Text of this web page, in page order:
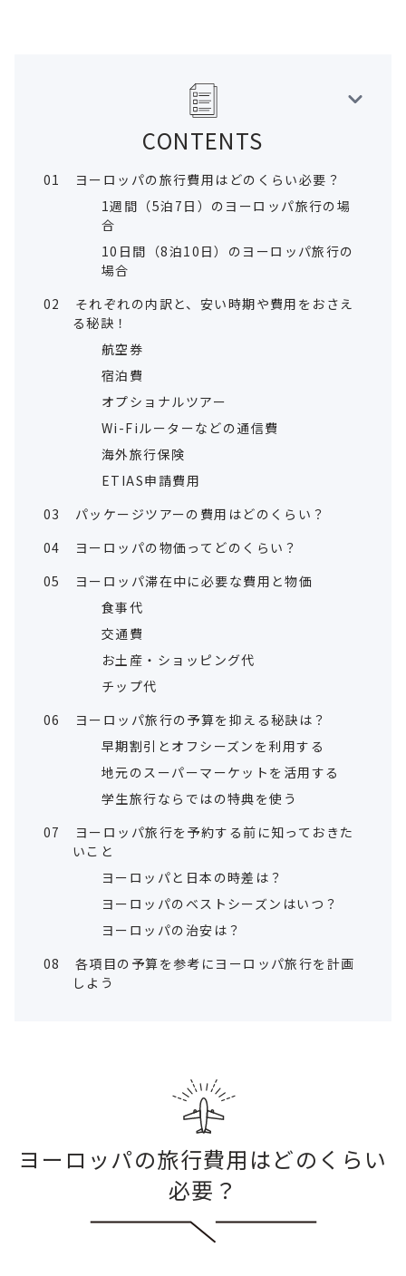
CONTENTS
01
ヨーロッパの旅行費用はどのくらい必要？
1週間（5泊7日）のヨーロッパ旅行の場
合
10日間（8泊10日）のヨーロッパ旅行の
場合
02
それぞれの内訳と、安い時期や費用をおさえ
る秘訣！
航空券
宿泊費
オプショナルツアー
Wi-Fiルーターなどの通信費
海外旅行保険
ETIAS申請費用
03
パッケージツアーの費用はどのくらい？
04
ヨーロッパの物価ってどのくらい？
05
ヨーロッパ滞在中に必要な費用と物価
食事代
交通費
お土産・ショッピング代
チップ代
06
ヨーロッパ旅行の予算を抑える秘訣は？
早期割引とオフシーズンを利用する
地元のスーパーマーケットを活用する
学生旅行ならではの特典を使う
07
ヨーロッパ旅行を予約する前に知っておきた
いこと
ヨーロッパと日本の時差は？
ヨーロッパのベストシーズンはいつ？
ヨーロッパの治安は？
08
各項目の予算を参考にヨーロッパ旅行を計画
しよう
ヨーロッパの旅行費用はどのくらい
必要？